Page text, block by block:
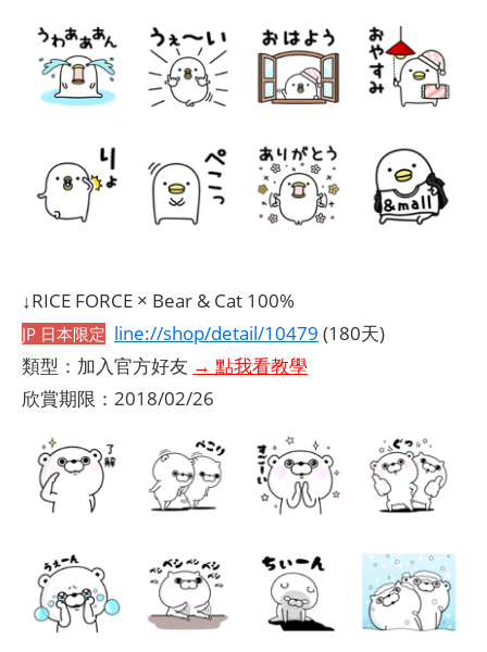
↓RICE FORCE × Bear & Cat 100%
JP 日本限定 line://shop/detail/10479 (180天)
類型：加入官方好友 → 點我看教學
欣賞期限：2018/02/26